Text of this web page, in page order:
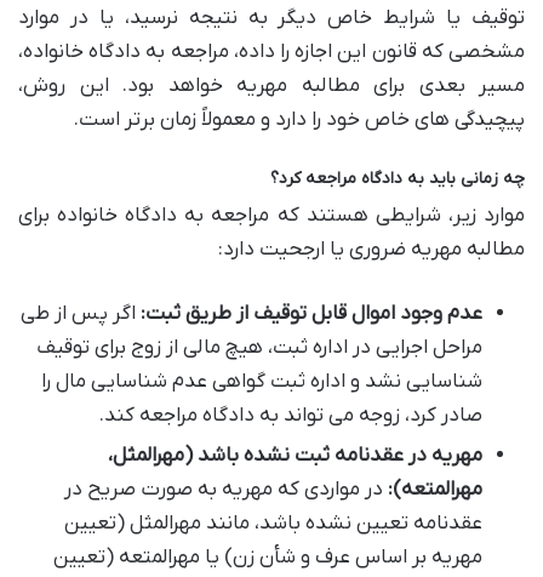
توقیف یا شرایط خاص دیگر به نتیجه نرسید، یا در موارد
مشخصی که قانون این اجازه را داده، مراجعه به دادگاه خانواده،
مسیر بعدی برای مطالبه مهریه خواهد بود. این روش،
پیچیدگی های خاص خود را دارد و معمولاً زمان برتر است.
چه زمانی باید به دادگاه مراجعه کرد؟
موارد زیر، شرایطی هستند که مراجعه به دادگاه خانواده برای
مطالبه مهریه ضروری یا ارجحیت دارد:
عدم وجود اموال قابل توقیف از طریق ثبت: اگر پس از طی
مراحل اجرایی در اداره ثبت، هیچ مالی از زوج برای توقیف
شناسایی نشد و اداره ثبت گواهی عدم شناسایی مال را
صادر کرد، زوجه می تواند به دادگاه مراجعه کند.
مهریه در عقدنامه ثبت نشده باشد (مهرالمثل،
مهرالمتعه): در مواردی که مهریه به صورت صریح در
عقدنامه تعیین نشده باشد، مانند مهرالمثل (تعیین
مهریه بر اساس عرف و شأن زن) یا مهرالمتعه (تعیین